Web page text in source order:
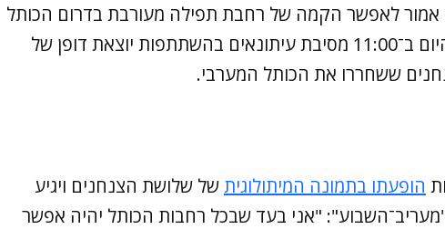
אמור לאפשר הקמה של רחבת תפילה מעורבת בדרום הכותל
המערבי, ארגון נשות הכותל יערוך היום ב־11:00 מסיבת עיתונאים בהשתתפות יוצאת דופן של
ששחררו את הכותל המערבי.
הופעתו בתמונה המיתולוגיתשל שלושת הצנחנים ויגיע
"אני בעד שבכל רחבות הכותל יהיה אפשר